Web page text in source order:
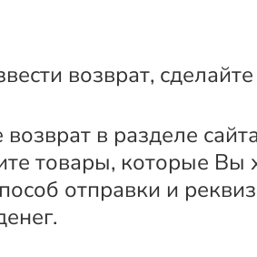
возврат,
в разделе
товары, которые Вы
отправки и